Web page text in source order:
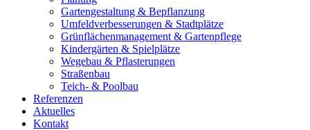
Gartengestaltung & Bepflanzung
Umfeldverbesserungen & Stadtplätze
Grünflächenmanagement & Gartenpflege
Kindergärten & Spielplätze
Wegebau & Pflasterungen
Straßenbau
Teich- & Poolbau
Referenzen
Aktuelles
Kontakt